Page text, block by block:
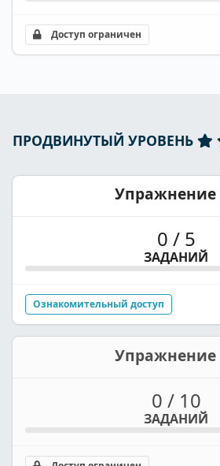
Доступ ограничен
ПРОДВИНУТЫЙ УРОВЕНЬ
Упражнение
0 / 5
ЗАДАНИЙ
Ознакомительный доступ
Упражнение
0 / 10
ЗАДАНИЙ